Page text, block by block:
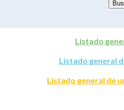
Listado
Listado general
Listado general de